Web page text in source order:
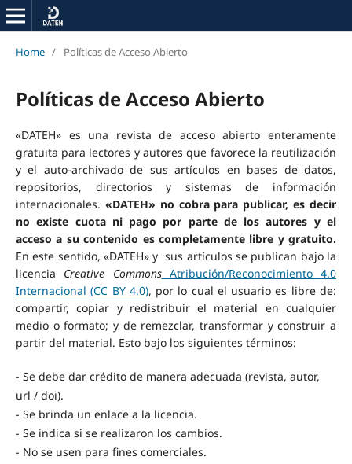
Home / Políticas de Acceso Abierto
Políticas de Acceso Abierto
«DATEH» es una revista de acceso abierto enteramente
gratuita para lectores y autores que favorece la reutilización
y el auto-archivado de sus artículos en bases de datos,
repositorios, directorios y sistemas de información
internacionales. «DATEH» no cobra para publicar, es decir
no existe cuota ni pago por parte de los autores y el
acceso a su contenido es completamente libre y gratuito.
En este sentido, «DATEH» y sus artículos se publican bajo la
licencia Creative CommonsAtribución/Reconocimiento 4.0
Internacional (CC BY 4.0), por lo cual el usuario es libre de:
compartir, copiar y redistribuir el material en cualquier
medio o formato; y de remezclar, transformar y construir a
partir del material. Esto bajo los siguientes términos:
- Se debe dar crédito de manera adecuada (revista, autor,
url / doi).
- Se brinda un enlace a la licencia.
- Se indica si se realizaron los cambios.
- No se usen para fines comerciales.